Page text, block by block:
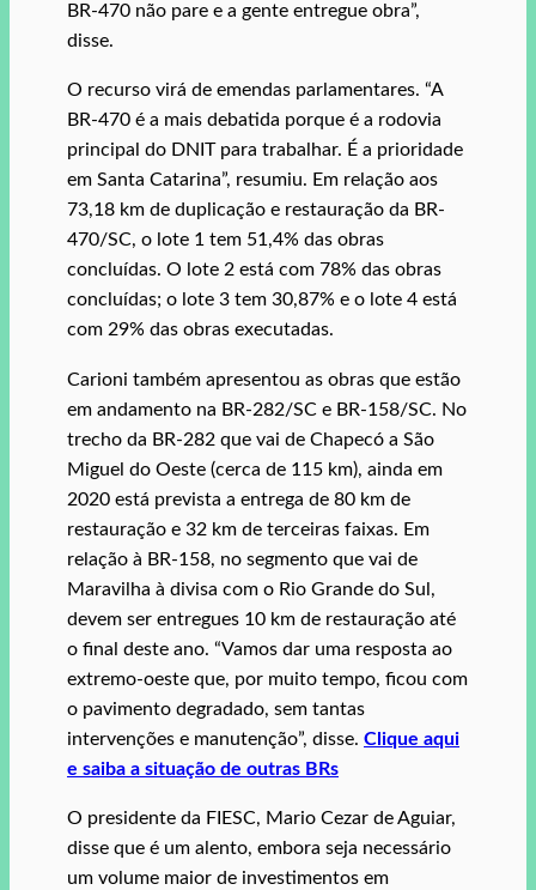
BR-470 não pare e a gente entregue obra”,
disse.
O recurso virá de emendas parlamentares. “A
BR-470 é a mais debatida porque é a rodovia
principal do DNIT para trabalhar. É a prioridade
em Santa Catarina”, resumiu. Em relação aos
73,18 km de duplicação e restauração da BR-
470/SC, o lote 1 tem 51,4% das obras
concluídas. O lote 2 está com 78% das obras
concluídas; o lote 3 tem 30,87% e o lote 4 está
com 29% das obras executadas.
Carioni também apresentou as obras que estão
em andamento na BR-282/SC e BR-158/SC. No
trecho da BR-282 que vai de Chapecó a São
Miguel do Oeste (cerca de 115 km), ainda em
2020 está prevista a entrega de 80 km de
restauração e 32 km de terceiras faixas. Em
relação à BR-158, no segmento que vai de
Maravilha à divisa com o Rio Grande do Sul,
devem ser entregues 10 km de restauração até
o final deste ano. “Vamos dar uma resposta ao
extremo-oeste que, por muito tempo, ficou com
o pavimento degradado, sem tantas
intervenções e manutenção”, disse. Clique aqui
e saiba a situação de outras BRs
O presidente da FIESC, Mario Cezar de Aguiar,
disse que é um alento, embora seja necessário
um volume maior de investimentos em